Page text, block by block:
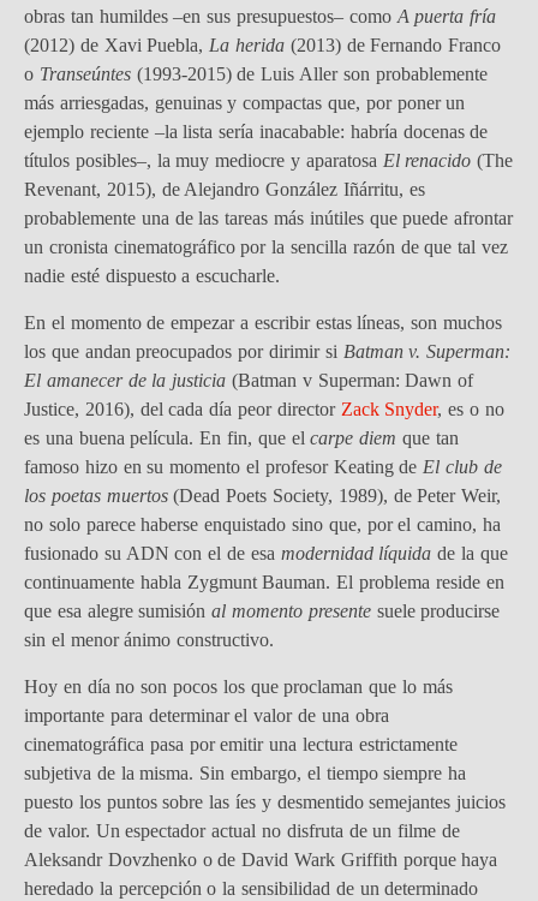
obras tan humildes –en sus presupuestos– como A puerta fría
(2012) de Xavi Puebla, La herida (2013) de Fernando Franco
o Transeúntes(1993-2015) de Luis Aller son probablemente
más arriesgadas, genuinas y compactas que, por poner un
ejemplo reciente –la lista sería inacabable: habría docenas de
títulos posibles–, la muy mediocre y aparatosa El renacido (The
Revenant, 2015), de Alejandro González Iñárritu, es
probablemente una de las tareas más inútiles que puede afrontar
un cronista cinematográfico por la sencilla razón de que tal vez
nadie esté dispuesto a escucharle.
En el momento de empezar a escribir estas líneas, son muchos
los que andan preocupados por dirimir si Batman v. Superman:
El amanecer de la justicia (Batman v Superman: Dawn of
Justice, 2016), del cada día peor director Zack Snyder, es o no
es una buena película. En fin, que elcarpe diem que tan
famoso hizo en su momento el profesor Keating de El club de
los poetas muertos(Dead Poets Society, 1989), de Peter Weir,
no solo parece haberse enquistado sino que, por el camino, ha
fusionado su ADN con el de esa modernidad líquida de la que
continuamente habla Zygmunt Bauman. El problema reside en
que esa alegre sumisiónal momento presentesuele producirse
sin el menor ánimo constructivo.
Hoy en día no son pocos los que proclaman que lo más
importante para determinar el valor de una obra
cinematográfica pasa por emitir una lectura estrictamente
subjetiva de la misma. Sin embargo, el tiempo siempre ha
puesto los puntos sobre las íes y desmentido semejantes juicios
de valor. Un espectador actual no disfruta de un filme de
Aleksandr Dovzhenko o de David Wark Griffith porque haya
heredado la percepción o la sensibilidad de un determinado